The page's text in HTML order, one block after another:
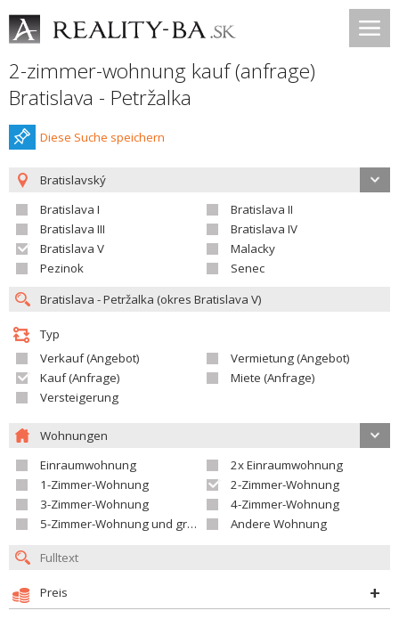
2-zimmer-wohnung kauf (anfrage)
Bratislava - Petržalka
Diese Suche speichern
Bratislavský
Bratislava I
Bratislava II
Bratislava III
Bratislava IV
Bratislava V
Malacky
Pezinok
Senec
Typ
Verkauf (Angebot)
Vermietung (Angebot)
Kauf (Anfrage)
Miete (Anfrage)
Versteigerung
Wohnungen
Einraumwohnung
2x Einraumwohnung
1-Zimmer-Wohnung
2-Zimmer-Wohnung
3-Zimmer-Wohnung
4-Zimmer-Wohnung
5-Zimmer-Wohnung und größer
Andere Wohnung
Preis